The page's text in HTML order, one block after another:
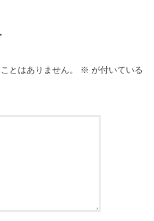
とはありません。 ※ が付いている